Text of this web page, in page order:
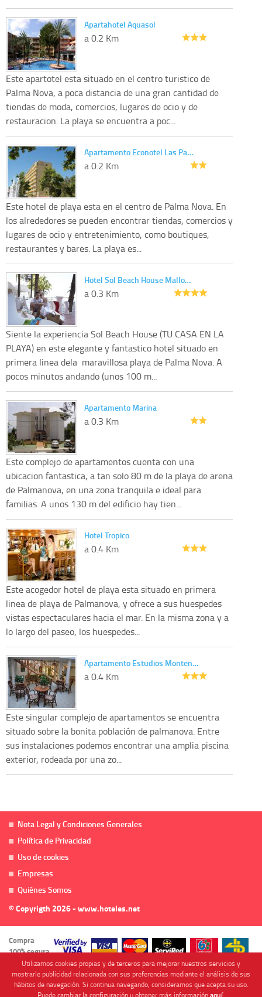
Apartahotel Aquasol
a 0.2 Km
Este apartotel esta situado en el centro turistico de
Palma Nova, a poca distancia de una gran cantidad de
tiendas de moda, comercios, lugares de ocio y de
restauracion. La playa se encuentra a poc...
Apartamento Econotel Las Pa…
a 0.2 Km
Este hotel de playa esta en el centro de Palma Nova. En
los alrededores se pueden encontrar tiendas, comercios y
lugares de ocio y entretenimiento, como boutiques,
restaurantes y bares. La playa es...
Hotel Sol Beach House Mallo…
a 0.3 Km
Siente la experiencia Sol Beach House (TU CASA EN LA
PLAYA) en este elegante y fantastico hotel situado en
primera linea dela maravillosa playa de Palma Nova. A
pocos minutos andando (unos 100 m...
Apartamento Marina
a 0.3 Km
Este complejo de apartamentos cuenta con una
ubicacion fantastica, a tan solo 80 m de la playa de arena
de Palmanova, en una zona tranquila e ideal para
familias. A unos 130 m del edificio hay tien...
Hotel Tropico
a 0.4 Km
Este acogedor hotel de playa esta situado en primera
linea de playa de Palmanova, y ofrece a sus huespedes
vistas espectaculares hacia el mar. En la misma zona y a
lo largo del paseo, los huespedes...
Apartamento Estudios Monten…
a 0.4 Km
Este singular complejo de apartamentos se encuentra
situado sobre la bonita población de palmanova. Entre
sus instalaciones podemos encontrar una amplia piscina
exterior, rodeada por una zo...
Nota Legal y Condiciones Generales
Política de Privacidad
Uso de cookies
Empresas
Quiénes Somos
© Copyrigth 2026 - www.hoteles.net
Compra
100% segura
Utilizamos cookies propias y de terceros para mejorar nuestros servicios y
mostrarle publicidad relacionada con sus preferencias mediante el análisis de sus
hábitos de navegación. Si continua navegando, consideramos que acepta su uso.